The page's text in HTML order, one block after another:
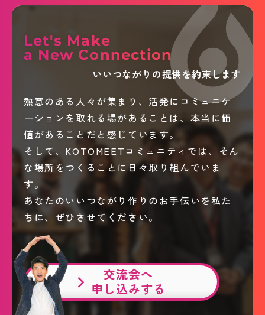
Let's Make
a New Connection
いいつながりの提供を約束します
熱意のある人々が集まり、活発にコミュニケ
ーションを取れる場があることは、本当に価
値があることだと感じています。
そして、KOTOMEETコミュニティでは、そん
な場所をつくることに日々取り組んでいま
す。
あなたのいいつながり作りのお手伝いを私た
ちに、ぜひさせてください。
交流会へ
申し込みする